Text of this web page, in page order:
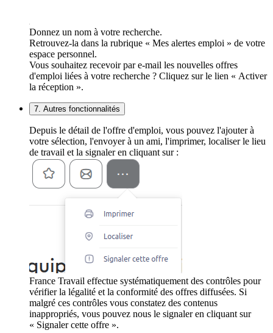
Donnez un nom à votre recherche.
Retrouvez-la dans la rubrique « Mes alertes emploi » de votre
espace personnel.
Vous souhaitez recevoir par e-mail les nouvelles offres
d'emploi liées à votre recherche ? Cliquez sur le lien « Activer
la réception ».
7. Autres fonctionnalités
Depuis le détail de l'offre d'emploi, vous pouvez l'ajouter à
votre sélection, l'envoyer à un ami, l'imprimer, localiser le lieu
de travail et la signaler en cliquant sur :
France Travail effectue systématiquement des contrôles pour
vérifier la légalité et la conformité des offres diffusées. Si
malgré ces contrôles vous constatez des contenus
inappropriés, vous pouvez nous le signaler en cliquant sur
« Signaler cette offre ».